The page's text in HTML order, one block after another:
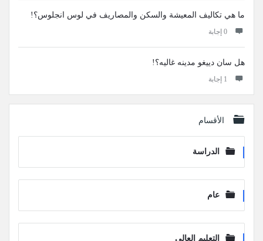
ما هي تكاليف المعيشة والسكن والمصاريف في لوس انجلوس؟!
‫0 إجابة
هل سان دييغو مدينه غاليه؟!
‫1 إجابة
الأقسام
الدراسة
عام
التعليم العالي